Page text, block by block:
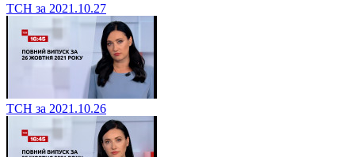
ТСН за 2021.10.27
ТСН за 2021.10.26